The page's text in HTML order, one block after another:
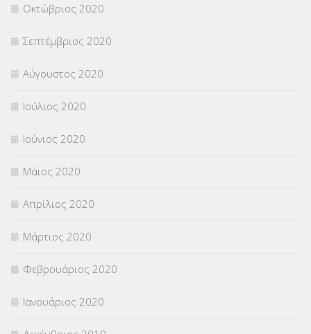
Οκτώβριος 2020
Σεπτέμβριος 2020
Αύγουστος 2020
Ιούλιος 2020
Ιούνιος 2020
Μάιος 2020
Απρίλιος 2020
Μάρτιος 2020
Φεβρουάριος 2020
Ιανουάριος 2020